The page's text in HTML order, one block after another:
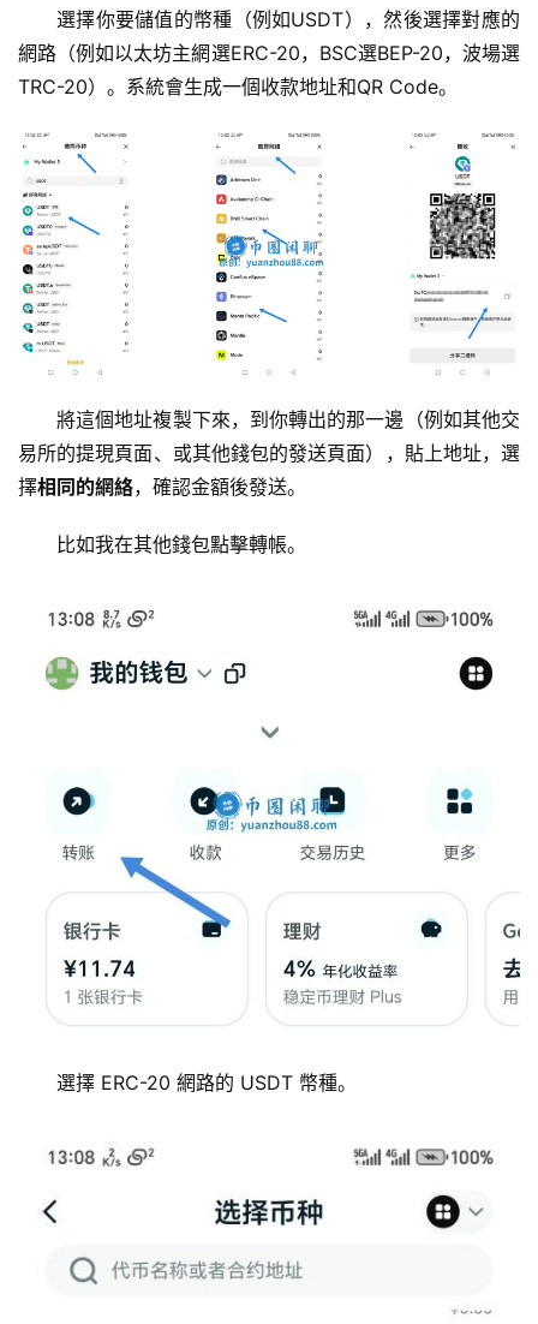
選擇你要儲值的幣種（例如USDT），然後選擇對應的
網路（例如以太坊主網選ERC-20，BSC選BEP-20，波場選
TRC-20）。系統會生成一個收款地址和QR Code。
將這個地址複製下來，到你轉出的那一邊（例如其他交
易所的提現頁面、或其他錢包的發送頁面），貼上地址，選
擇相同的網絡，確認金額後發送。
比如我在其他錢包點擊轉帳。
選擇 ERC-20 網路的 USDT 幣種。